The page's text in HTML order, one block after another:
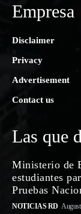
Empresa
Disclaimer
Privacy
Advertisement
Contact us
Las que
Ministerio de
estudiantes
Pruebas
NOTICIAS RD